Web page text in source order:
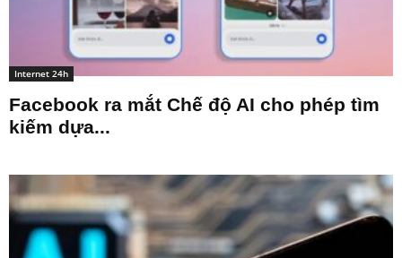
Internet 24h
Facebook ra mắt Chế độ AI cho phép tìm
kiếm dựa...